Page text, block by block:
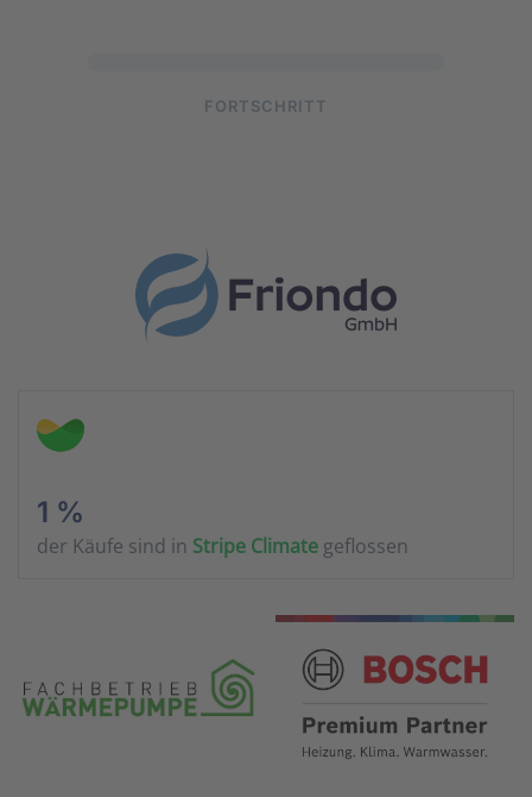
FORTSCHRITT
1 %
der Käufe sind in Stripe Climate geflossen